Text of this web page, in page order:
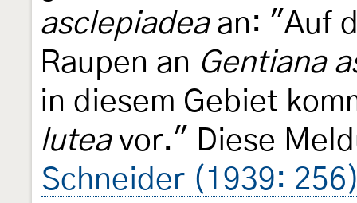
asclepiadeaan: "Auf
Raupen an Gentiana
in diesem Gebiet
luteavor." Diese
Schneider (1939: